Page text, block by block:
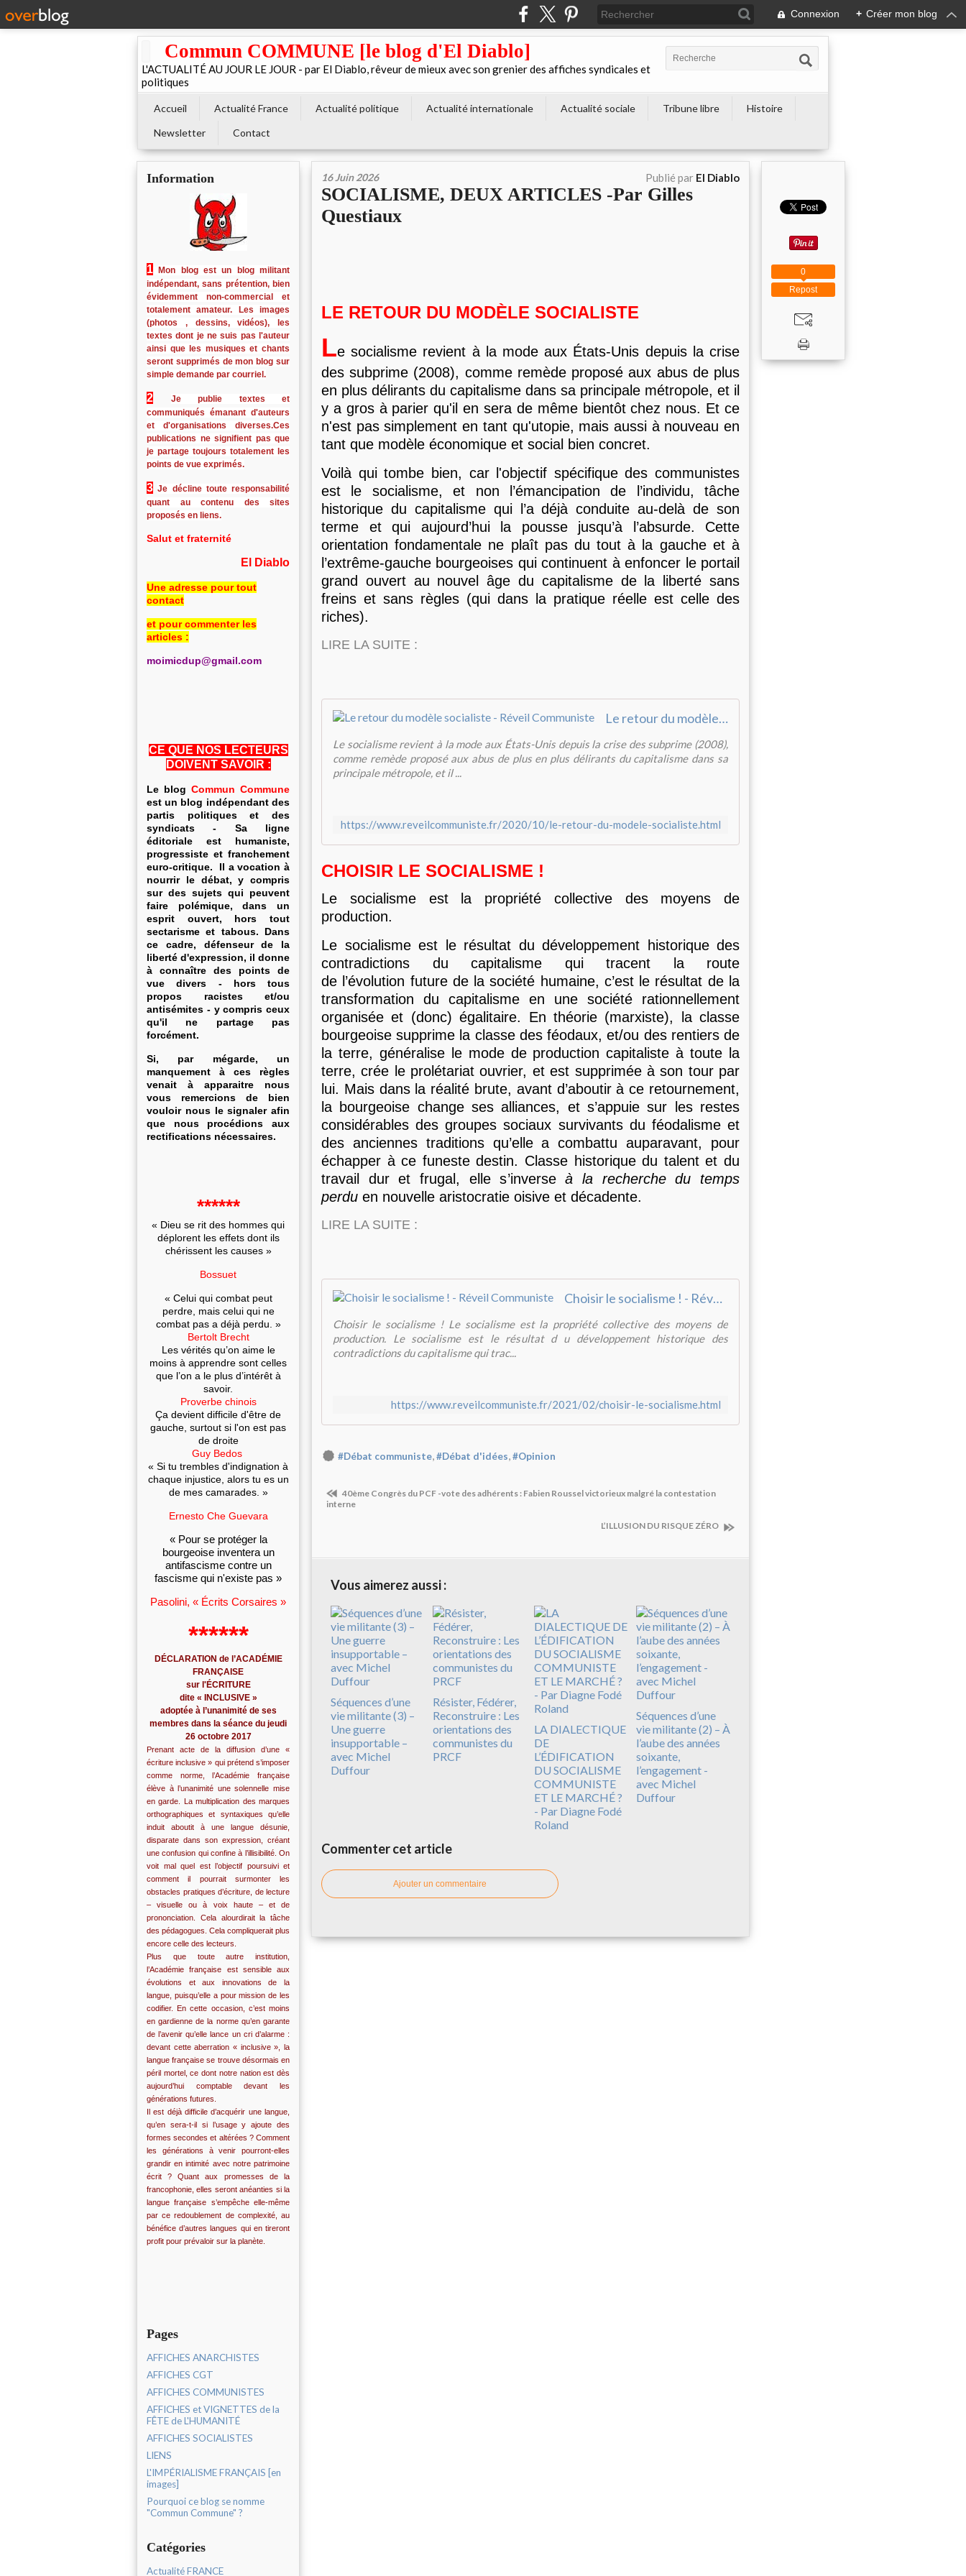
Connexion + Créer mon blog
Commun COMMUNE [le blog d'El Diablo]
L'ACTUALITÉ AU JOUR LE JOUR - par El Diablo, rêveur de mieux avec son grenier des affiches syndicales et
politiques
Accueil Actualité France Actualité politique Actualité internationale Actualité sociale Tribune libre
Histoire
Newsletter
Contact
Information
1
Mon blog est un blog militant
indépendant, sans prétention, bien
évidemment non-commercial et
totalement amateur. Les images
(photos , dessins, vidéos), les
textes dont je ne suis pas l'auteur
ainsi que les musiques et chants
seront supprimés de mon blog sur
simple demande par courriel.
2
Je publie textes et
communiqués émanant d'auteurs
et d'organisations diverses.Ces
publications ne signifient pas que
je partage toujours totalement les
points de vue exprimés.
3 Je décline toute responsabilité
quant au contenu des sites
proposés en liens.
Salut et fraternité
El Diablo
Une adresse pour tout
contact
et pour commenter les
articles :
moimicdup@gmail.com
CE QUE NOS LECTEURS
DOIVENT SAVOIR :
Le blog Commun Commune
est un blog indépendant des
partis politiques et des
syndicats - Sa ligne
éditoriale est humaniste,
progressiste et franchement
euro-critique. Il a vocation à
nourrir le débat, y compris
sur des sujets qui peuvent
faire polémique, dans un
esprit ouvert, hors tout
sectarisme et tabous. Dans
ce cadre, défenseur de la
liberté d'expression, il donne
à connaître des points de
vue divers - hors tous
propos racistes et/ou
antisémites - y compris ceux
qu'il ne partage pas
forcément.
Si, par mégarde, un
manquement à ces règles
venait à apparaitre nous
vous remercions de bien
vouloir nous le signaler afin
que nous procédions aux
rectifications nécessaires.
******
« Dieu se rit des hommes qui
déplorent les effets dont ils
chérissent les causes »
Bossuet
« Celui qui combat peut
perdre, mais celui qui ne
combat pas a déjà perdu. »
Bertolt Brecht
Les vérités qu’on aime le
moins à apprendre sont celles
que l’on a le plus d’intérêt à
savoir.
Proverbe chinois
Ça devient difficile d'être de
gauche, surtout si l'on est pas
de droite
Guy Bedos
« Si tu trembles d'indignation à
chaque injustice, alors tu es un
de mes camarades. »
Ernesto Che Guevara
« Pour se protéger la
bourgeoise inventera un
antifascisme contre un
fascisme qui n'existe pas »
Pasolini, « Écrits Corsaires »
******
DÉCLARATION de l’ACADÉMIE
FRANÇAISE
sur l'ÉCRITURE
dite « INCLUSIVE »
adoptée à l’unanimité de ses
membres dans la séance du jeudi
26 octobre 2017
Prenant acte de la diffusion d’une «
écriture inclusive » qui prétend s’imposer
comme norme, l’Académie française
élève à l’unanimité une solennelle mise
en garde. La multiplication des marques
orthographiques et syntaxiques qu’elle
induit aboutit à une langue désunie,
disparate dans son expression, créant
une confusion qui confine à l’illisibilité. On
voit mal quel est l’objectif poursuivi et
comment il pourrait surmonter les
obstacles pratiques d’écriture, de lecture
– visuelle ou à voix haute – et de
prononciation. Cela alourdirait la tâche
des pédagogues. Cela compliquerait plus
encore celle des lecteurs.
Plus que toute autre institution,
l’Académie française est sensible aux
évolutions et aux innovations de la
langue, puisqu’elle a pour mission de les
codifier. En cette occasion, c’est moins
en gardienne de la norme qu’en garante
de l’avenir qu’elle lance un cri d’alarme :
devant cette aberration « inclusive », la
langue française se trouve désormais en
péril mortel, ce dont notre nation est dès
aujourd’hui comptable devant les
générations futures.
Il est déjà difficile d’acquérir une langue,
qu’en sera-t-il si l’usage y ajoute des
formes secondes et altérées ? Comment
les générations à venir pourront-elles
grandir en intimité avec notre patrimoine
écrit ? Quant aux promesses de la
francophonie, elles seront anéanties si la
langue française s’empêche elle-même
par ce redoublement de complexité, au
bénéfice d’autres langues qui en tireront
profit pour prévaloir sur la planète.
Pages
AFFICHES ANARCHISTES
AFFICHES CGT
AFFICHES COMMUNISTES
AFFICHES et VIGNETTES de la
FÊTE de L'HUMANITÉ
AFFICHES SOCIALISTES
LIENS
L'IMPÉRIALISME FRANÇAIS [en
images]
Pourquoi ce blog se nomme
"Commun Commune" ?
Catégories
Actualité FRANCE
16 Juin 2026 Publié par El Diablo
SOCIALISME, DEUX ARTICLES -Par Gilles
Questiaux
LE RETOUR DU MODÈLE SOCIALISTE
Le socialisme revient à la mode aux États-Unis depuis la crise
des subprime (2008), comme remède proposé aux abus de plus
en plus délirants du capitalisme dans sa principale métropole, et il
y a gros à parier qu'il en sera de même bientôt chez nous. Et ce
n'est pas simplement en tant qu'utopie, mais aussi à nouveau en
tant que modèle économique et social bien concret.
Voilà qui tombe bien, car l'objectif spécifique des communistes
est le socialisme, et non l’émancipation de l’individu, tâche
historique du capitalisme qui l’a déjà conduite au-delà de son
terme et qui aujourd’hui la pousse jusqu’à l’absurde. Cette
orientation fondamentale ne plaît pas du tout à la gauche et à
l’extrême-gauche bourgeoises qui continuent à enfoncer le portail
grand ouvert au nouvel âge du capitalisme de la liberté sans
freins et sans règles (qui dans la pratique réelle est celle des
riches).
LIRE LA SUITE :
Le retour du modèle socialiste - Réveil Communiste
Le socialisme revient à la mode aux États-Unis depuis la crise des subprime (2008),
comme remède proposé aux abus de plus en plus délirants du capitalisme dans sa
principale métropole, et il ...
https://www.reveilcommuniste.fr/2020/10/le-retour-du-modele-socialiste.html
CHOISIR LE SOCIALISME !
Le socialisme est la propriété collective des moyens de
production.
Le socialisme est le résultat du développement historique des
contradictions du capitalisme qui tracent la route
de l’évolution future de la société humaine, c’est le résultat de la
transformation du capitalisme en une société rationnellement
organisée et (donc) égalitaire. En théorie (marxiste), la classe
bourgeoise supprime la classe des féodaux, et/ou des rentiers de
la terre, généralise le mode de production capitaliste à toute la
terre, crée le prolétariat ouvrier, et est supprimée à son tour par
lui. Mais dans la réalité brute, avant d’aboutir à ce retournement,
la bourgeoise change ses alliances, et s’appuie sur les restes
considérables des groupes sociaux survivants du féodalisme et
des anciennes traditions qu’elle a combattu auparavant, pour
échapper à ce funeste destin. Classe historique du talent et du
travail dur et frugal, elle s’inverseà la recherche du temps
perdu en nouvelle aristocratie oisive et décadente.
LIRE LA SUITE :
Choisir le socialisme ! - Réveil Communiste
Choisir le socialisme ! Le socialisme est la propriété collective des moyens de
production. Le socialisme est le résultat d u développement historique des
contradictions du capitalisme qui trac...
https://www.reveilcommuniste.fr/2021/02/choisir-le-socialisme.html
#Débat communiste,#Débat d'idées,#Opinion
40ème Congrès du PCF -vote des adhérents : Fabien Roussel victorieux malgré la contestation
interne
L’ILLUSION DU RISQUE ZÉRO
Vous aimerez aussi :
Séquences d’une
vie militante (3) –
Une guerre
insupportable –
avec Michel
Duffour
Résister, Fédérer,
Reconstruire : Les
orientations des
communistes du
PRCF
LA DIALECTIQUE
DE
L’ÉDIFICATION
DU SOCIALISME
COMMUNISTE
ET LE MARCHÉ ?
- Par Diagne Fodé
Roland
Séquences d’une
vie militante (2) – À
l’aube des années
soixante,
l’engagement -
avec Michel
Duffour
Commenter cet article
Ajouter un commentaire
Repost
0